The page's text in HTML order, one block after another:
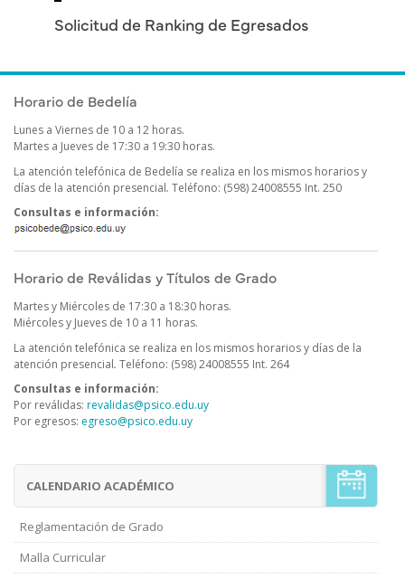
Horario de Bedelía
Lunes a Viernes de 10 a 12 horas.
Martes a Jueves de 17:30 a 19:30 horas.
La atención telefónica de Bedelía se realiza en los mismos horarios y
días de la atención presencial. Teléfono: (598) 24008555 Int. 250
Consultas e información:
Horario de Reválidas y Títulos de Grado
Martes y Miércoles de 17:30 a 18:30 horas.
Miércoles y Jueves de 10 a 11 horas.
La atención telefónica se realiza en los mismos horarios y días de la
atención presencial. Teléfono: (598) 24008555 Int. 264
Consultas e información:
Por reválidas: revalidas@psico.edu.uy
Por egresos: egreso@psico.edu.uy
Menú
Estudiantes
de
Grado
CALENDARIO ACADÉMICO
Reglamentación de Grado
Malla Curricular
Solicitud de Ranking de Egresados